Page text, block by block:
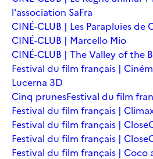
l'association SaFra
CINÉ-CLUB | Les Parapluies de
CINÉ-CLUB | Marcello Mio
CINÉ-CLUB | The Valley of the
Festival du film français |
Lucerna 3D
Cinq prunesFestival du film
Festival du film français |
Festival du film français | Close
Festival du film français | Close
Festival du film français | Coco